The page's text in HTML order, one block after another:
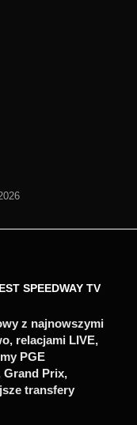
SPEEDWAY TV
z najnowszymi
relacjami LIVE,
PGE
Grand Prix,
transfery